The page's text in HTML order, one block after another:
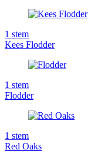
1 stem
Kees Flodder
1 stem
Flodder
1 stem
Red Oaks